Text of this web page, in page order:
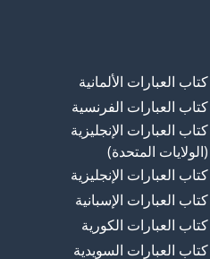
كتاب العبارات الألمانية
كتاب العبارات الفرنسية
كتاب العبارات الإنجليزية
(الولايات المتحدة)
كتاب العبارات الإنجليزية
كتاب العبارات الإسبانية
كتاب العبارات الكورية
كتاب العبارات السويدية